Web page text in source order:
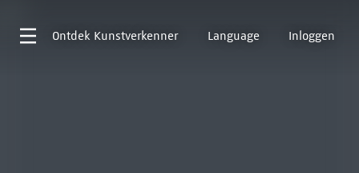
Ontdek Kunstverkenner Language Inloggen